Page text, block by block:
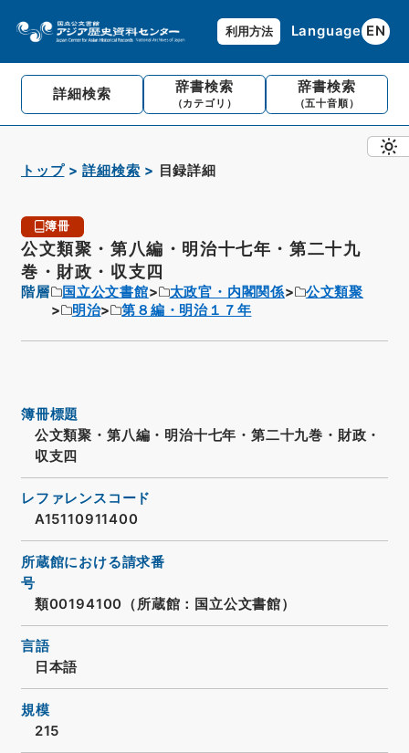
利用方法 Language EN
詳細検索 辞書検索
（カテゴリ）
辞書検索
（五十音順）
トップ 詳細検索 目録詳細
簿冊
公文類聚・第八編・明治十七年・第二十九
巻・財政・収支四
階層 国立公文書館 太政官・内閣関係
公文類聚
明治
第８編・明治１７年
簿冊標題
公文類聚・第八編・明治十七年・第二十九巻・財政・
収支四
レファレンスコード
A15110911400
所蔵館における請求番
号
類00194100（所蔵館：国立公文書館）
言語
日本語
規模
215